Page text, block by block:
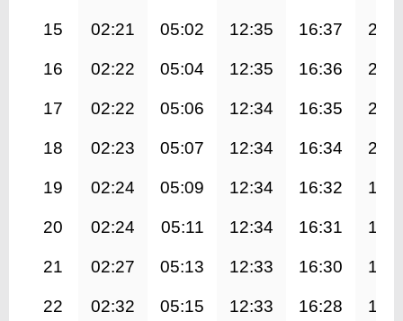
15 02:21 05:02 12:35 16:37
16 02:22 05:04 12:35 16:36
17 02:22 05:06 12:34 16:35
18 02:23 05:07 12:34 16:34
19 02:24 05:09 12:34 16:32
20 02:24 05:11 12:34 16:31
21 02:27 05:13 12:33 16:30
22 02:32 05:15 12:33 16:28